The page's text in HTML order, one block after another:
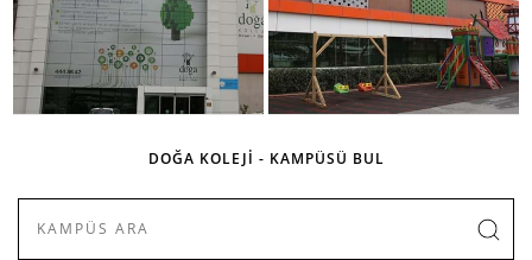
DOĞA KOLEJİ - KAMPÜSÜ BUL